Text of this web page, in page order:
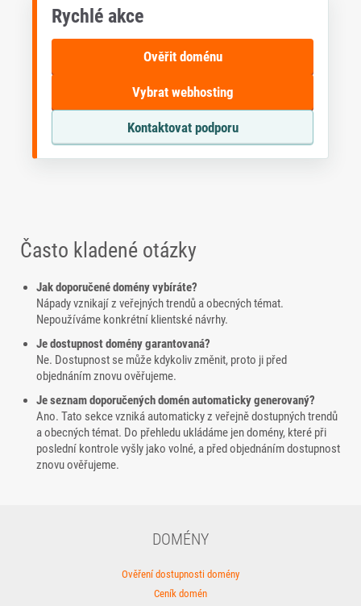
Rychlé akce
Ověřit doménu
Vybrat webhosting
Kontaktovat podporu
Často kladené otázky
Jak doporučené domény vybíráte?
Nápady vznikají z veřejných trendů a obecných témat.
Nepoužíváme konkrétní klientské návrhy.
Je dostupnost domény garantovaná?
Ne. Dostupnost se může kdykoliv změnit, proto ji před
objednáním znovu ověřujeme.
Je seznam doporučených domén automaticky generovaný?
Ano. Tato sekce vzniká automaticky z veřejně dostupných trendů
a obecných témat. Do přehledu ukládáme jen domény, které při
poslední kontrole vyšly jako volné, a před objednáním dostupnost
znovu ověřujeme.
DOMÉNY
Ověření dostupnosti domény
Ceník domén